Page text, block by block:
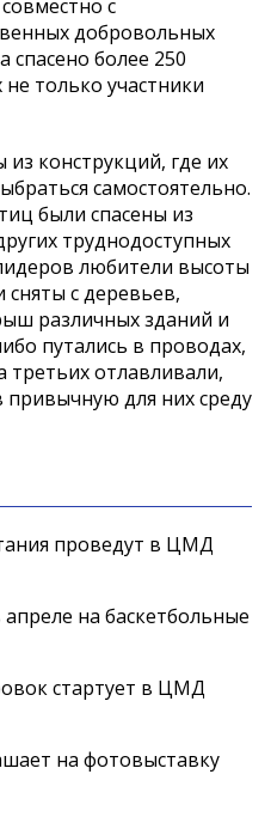
с
добровольных
спасено более 250
только участники
конструкций, где их
самостоятельно.
были спасены из
труднодоступных
любители высоты
с деревьев,
различных зданий и
путались в проводах,
третьих отлавливали,
привычную для них среду
проведут в ЦМД
на баскетбольные
стартует в ЦМД
на фотовыставку